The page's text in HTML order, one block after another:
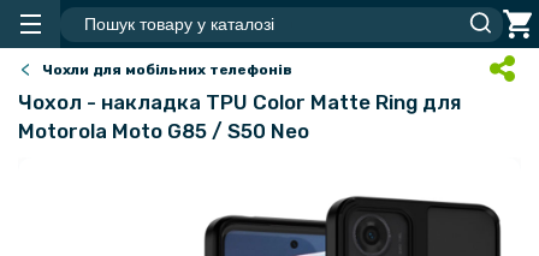
Чохли для мобільних телефонів
Чохол - накладка TPU Color Matte Ring для
Motorola Moto G85 / S50 Neo